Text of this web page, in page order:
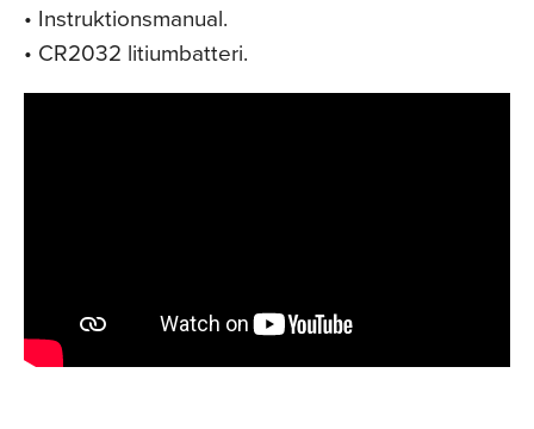
• Instruktionsmanual.
• CR2032 litiumbatteri.